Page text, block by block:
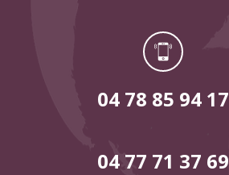
04 78 85 94 17
04 77 71 37 69